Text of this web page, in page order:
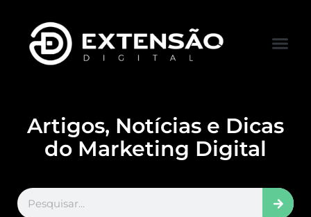
Artigos, Notícias e Dicas
do Marketing Digital